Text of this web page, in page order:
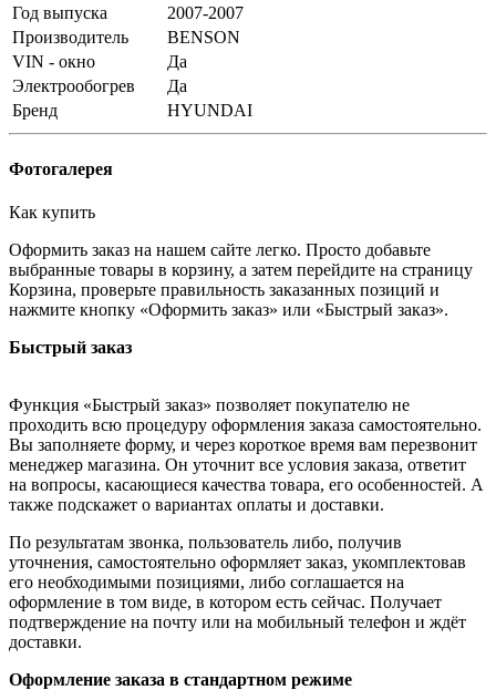
Год выпуска
2007-2007
Производитель
BENSON
VIN - окно
Да
Электрообогрев
Да
Бренд
HYUNDAI
Фотогалерея
Как купить
Оформить заказ на нашем сайте легко. Просто добавьте
выбранные товары в корзину, а затем перейдите на страницу
Корзина, проверьте правильность заказанных позиций и
нажмите кнопку «Оформить заказ» или «Быстрый заказ».
Быстрый заказ
Функция «Быстрый заказ» позволяет покупателю не
проходить всю процедуру оформления заказа самостоятельно.
Вы заполняете форму, и через короткое время вам перезвонит
менеджер магазина. Он уточнит все условия заказа, ответит
на вопросы, касающиеся качества товара, его особенностей. А
также подскажет о вариантах оплаты и доставки.
По результатам звонка, пользователь либо, получив
уточнения, самостоятельно оформляет заказ, укомплектовав
его необходимыми позициями, либо соглашается на
оформление в том виде, в котором есть сейчас. Получает
подтверждение на почту или на мобильный телефон и ждёт
доставки.
Оформление заказа в стандартном режиме